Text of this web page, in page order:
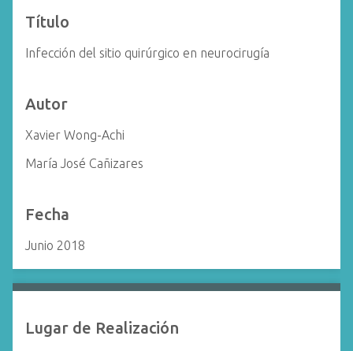
Título
Infección del sitio quirúrgico en neurocirugía
Autor
Xavier Wong-Achi
María José Cañizares
Fecha
Junio 2018
Lugar de Realización